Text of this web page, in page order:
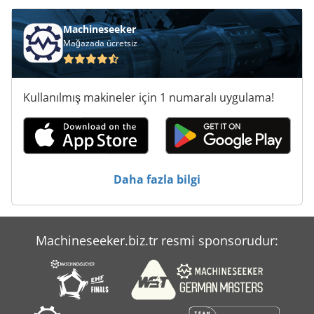
Bomag Bw 216 D 4
Bomag Bw 226
Bomag Bw 80
Bomag Bw 80 Ad
Bomag Bw 80 Adh 2
Elumatec Dg 244
Elumatec Dg 79
Machineseeker
Mağazada ücretsiz
Kullanılmış makineler için 1 numaralı uygulama!
Daha fazla bilgi
Machineseeker.biz.tr resmi sponsorudur: